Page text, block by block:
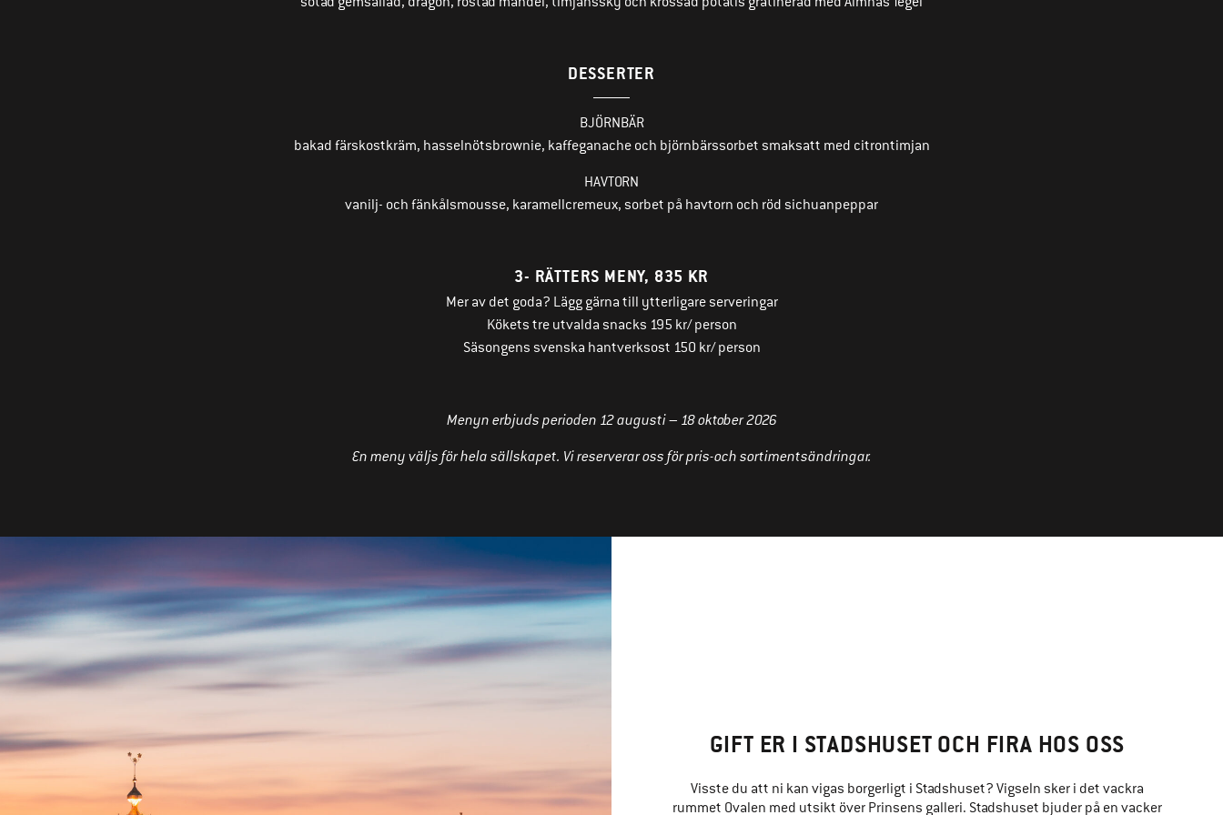
DESSERTER
BJÖRNBÄR
bakad färskostkräm, hasselnötsbrownie, kaffeganache och björnbärssorbet smaksatt med citrontimjan
HAVTORN
vanilj- och fänkålsmousse, karamellcremeux, sorbet på havtorn och röd sichuanpeppar
3- RÄTTERS MENY, 835 KR
Mer av det goda? Lägg gärna till ytterligare serveringar
Kökets tre utvalda snacks 195 kr/ person
Säsongens svenska hantverksost 150 kr/ person
Menyn erbjuds perioden 12 augusti – 18 oktober 2026
En meny väljs för hela sällskapet. Vi reserverar oss för pris-och sortimentsändringar.
GIFT ER I STADSHUSET OCH FIRA HOS OSS
Visste du att ni kan vigas borgerligt i Stadshuset? Vigseln sker i det vackra
rummet Ovalen med utsikt över Prinsens galleri. Stadshuset bjuder på en vacker